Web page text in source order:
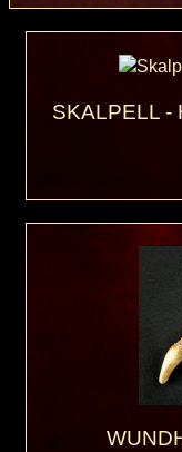
SKALPELL -